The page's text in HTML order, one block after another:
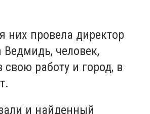
них провела директор
Ведмидь, человек,
работу и город, в
и найденный